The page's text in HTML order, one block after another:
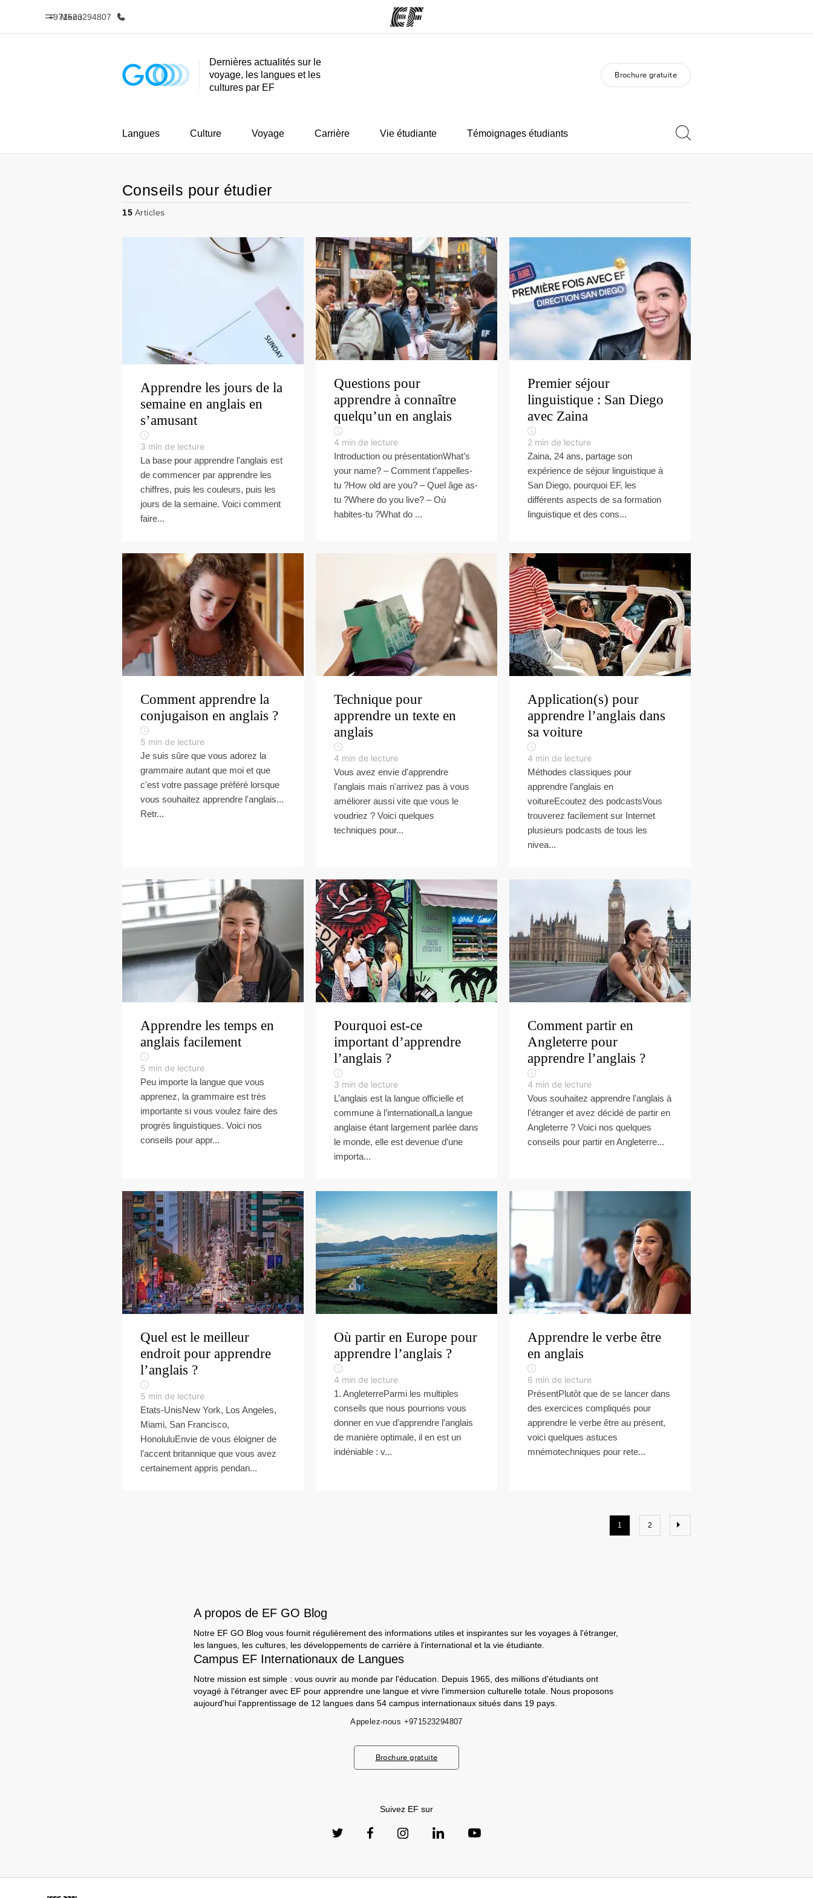
Menu
+971523294807
Accueil Programmes
Nos offres
EF recrute
Dernières actualités sur le
voyage, les langues et les
cultures par EF
Brochure gratuite
Langues Culture Voyage Carrière Vie étudiante Témoignages étudiants
Conseils pour étudier
15 Articles
Apprendre les jours de la
semaine en anglais en
s’amusant
3 min de lecture
La base pour apprendre l'anglais est
de commencer par apprendre les
chiffres, puis les couleurs, puis les
jours de la semaine. Voici comment
faire...
Questions pour
apprendre à connaître
quelqu’un en anglais
4 min de lecture
Introduction ou présentationWhat’s
your name? – Comment t’appelles-
tu ?How old are you? – Quel âge as-
tu ?Where do you live? – Où
habites-tu ?What do ...
Premier séjour
linguistique : San Diego
avec Zaina
2 min de lecture
Zaina, 24 ans, partage son
expérience de séjour linguistique à
San Diego, pourquoi EF, les
différents aspects de sa formation
linguistique et des cons...
Comment apprendre la
conjugaison en anglais ?
5 min de lecture
Je suis sûre que vous adorez la
grammaire autant que moi et que
c'est votre passage préféré lorsque
vous souhaitez apprendre l'anglais...
Retr...
Technique pour
apprendre un texte en
anglais
4 min de lecture
Vous avez envie d'apprendre
l'anglais mais n'arrivez pas à vous
améliorer aussi vite que vous le
voudriez ? Voici quelques
techniques pour...
Application(s) pour
apprendre l’anglais dans
sa voiture
4 min de lecture
Méthodes classiques pour
apprendre l’anglais en
voitureEcoutez des podcastsVous
trouverez facilement sur Internet
plusieurs podcasts de tous les
nivea...
Apprendre les temps en
anglais facilement
5 min de lecture
Peu importe la langue que vous
apprenez, la grammaire est très
importante si vous voulez faire des
progrès linguistiques. Voici nos
conseils pour appr...
Pourquoi est-ce
important d’apprendre
l’anglais ?
3 min de lecture
L’anglais est la langue officielle et
commune à l’internationalLa langue
anglaise étant largement parlée dans
le monde, elle est devenue d’une
importa...
Comment partir en
Angleterre pour
apprendre l’anglais ?
4 min de lecture
Vous souhaitez apprendre l'anglais à
l'étranger et avez décidé de partir en
Angleterre ? Voici nos quelques
conseils pour partir en Angleterre...
Quel est le meilleur
endroit pour apprendre
l’anglais ?
5 min de lecture
Etats-UnisNew York, Los Angeles,
Miami, San Francisco,
HonoluluEnvie de vous éloigner de
l’accent britannique que vous avez
certainement appris pendan...
Où partir en Europe pour
apprendre l’anglais ?
4 min de lecture
1. AngleterreParmi les multiples
conseils que nous pourrions vous
donner en vue d’apprendre l’anglais
de manière optimale, il en est un
indéniable : v...
Apprendre le verbe être
en anglais
6 min de lecture
PrésentPlutôt que de se lancer dans
des exercices compliqués pour
apprendre le verbe être au présent,
voici quelques astuces
mnémotechniques pour rete...
1 2
A propos de EF GO Blog
Notre EF GO Blog vous fournit régulièrement des informations utiles et inspirantes sur les voyages à l'étranger,
les langues, les cultures, les développements de carrière à l'international et la vie étudiante.
Campus EF Internationaux de Langues
Notre mission est simple : vous ouvrir au monde par l'éducation. Depuis 1965, des millions d'étudiants ont
voyagé à l'étranger avec EF pour apprendre une langue et vivre l'immersion culturelle totale. Nous proposons
aujourd'hui l'apprentissage de 12 langues dans 54 campus internationaux situés dans 19 pays.
Appelez-nous +971523294807
Brochure gratuite
Suivez EF sur